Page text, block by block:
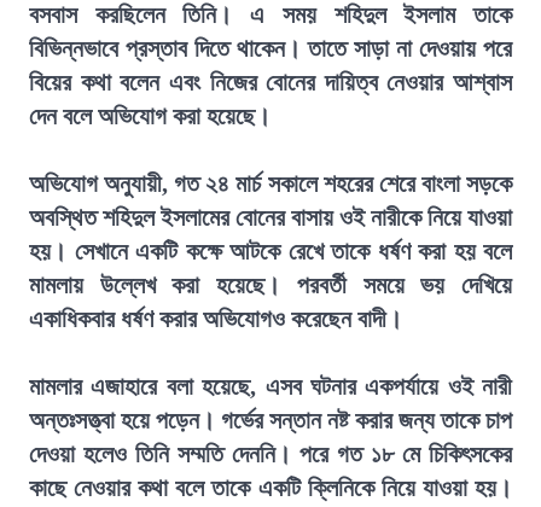
বসবাস করছিলেন তিনি। এ সময় শহিদুল ইসলাম তাকে
বিভিন্নভাবে প্রস্তাব দিতে থাকেন। তাতে সাড়া না দেওয়ায় পরে
বিয়ের কথা বলেন এবং নিজের বোনের দায়িত্ব নেওয়ার আশ্বাস
দেন বলে অভিযোগ করা হয়েছে।
অভিযোগ অনুযায়ী, গত ২৪ মার্চ সকালে শহরের শেরে বাংলা সড়কে
অবস্থিত শহিদুল ইসলামের বোনের বাসায় ওই নারীকে নিয়ে যাওয়া
হয়। সেখানে একটি কক্ষে আটকে রেখে তাকে ধর্ষণ করা হয় বলে
মামলায় উল্লেখ করা হয়েছে। পরবর্তী সময়ে ভয় দেখিয়ে
একাধিকবার ধর্ষণ করার অভিযোগও করেছেন বাদী।
মামলার এজাহারে বলা হয়েছে, এসব ঘটনার একপর্যায়ে ওই নারী
অন্তঃসত্ত্বা হয়ে পড়েন। গর্ভের সন্তান নষ্ট করার জন্য তাকে চাপ
দেওয়া হলেও তিনি সম্মতি দেননি। পরে গত ১৮ মে চিকিৎসকের
কাছে নেওয়ার কথা বলে তাকে একটি ক্লিনিকে নিয়ে যাওয়া হয়।